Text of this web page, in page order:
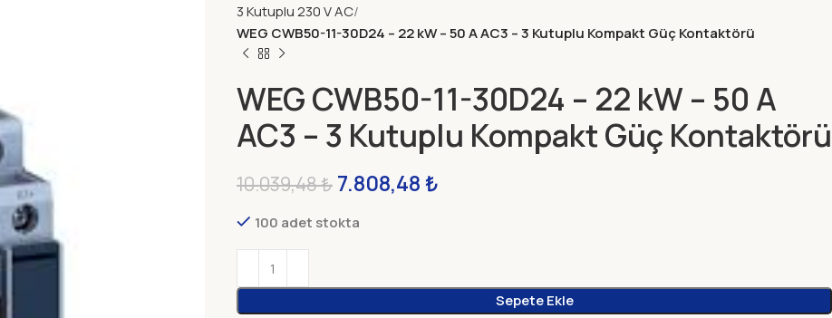
3 Kutuplu 230 V AC
WEG CWB50-11-30D24 – 22 kW – 50 A AC3 – 3 Kutuplu Kompakt Güç Kontaktörü
WEG CWB50-11-30D24 – 22 kW – 50 A
AC3 – 3 Kutuplu Kompakt Güç Kontaktörü
10.039,48₺ 7.808,48 ₺
100 adet stokta
Sepete Ekle